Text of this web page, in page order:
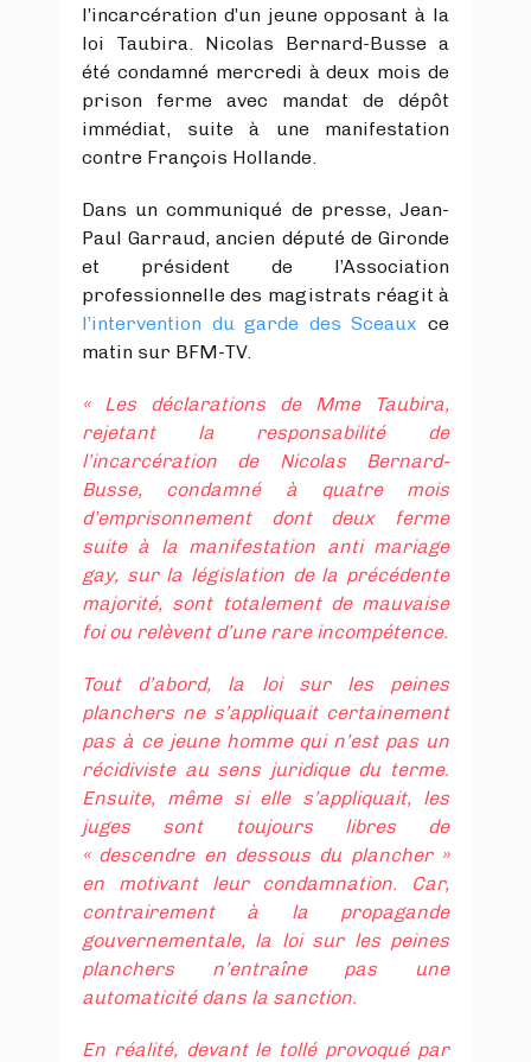
l’incarcération d’un jeune opposant à la
loi Taubira. Nicolas Bernard-Busse a
été condamné mercredi à deux mois de
prison ferme avec mandat de dépôt
immédiat, suite à une manifestation
contre François Hollande.
Dans un communiqué de presse, Jean-
Paul Garraud, ancien député de Gironde
et président de l’Association
professionnelle des magistrats réagit à
l’intervention du garde des Sceaux ce
matin sur BFM-TV.
« Les déclarations de Mme Taubira,
rejetant la responsabilité de
l’incarcération de Nicolas Bernard-
Busse, condamné à quatre mois
d’emprisonnement dont deux ferme
suite à la manifestation anti mariage
gay, sur la législation de la précédente
majorité, sont totalement de mauvaise
foi ou relèvent d’une rare incompétence.
Tout d’abord, la loi sur les peines
planchers ne s’appliquait certainement
pas à ce jeune homme qui n’est pas un
récidiviste au sens juridique du terme.
Ensuite, même si elle s’appliquait, les
juges sont toujours libres de
« descendre en dessous du plancher »
en motivant leur condamnation. Car,
contrairement à la propagande
gouvernementale, la loi sur les peines
planchers n’entraîne pas une
automaticité dans la sanction.
En réalité, devant le tollé provoqué par